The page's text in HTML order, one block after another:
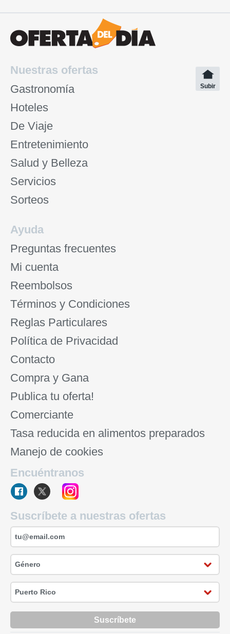
Nuestras ofertas
Gastronomía
Hoteles
De Viaje
Entretenimiento
Salud y Belleza
Servicios
Sorteos
Subir
Ayuda
Preguntas frecuentes
Mi cuenta
Reembolsos
Términos y Condiciones
Reglas Particulares
Política de Privacidad
Contacto
Compra y Gana
Publica tu oferta!
Comerciante
Tasa reducida en alimentos preparados
Manejo de cookies
Encuéntranos
Suscríbete a nuestras ofertas
Suscríbete